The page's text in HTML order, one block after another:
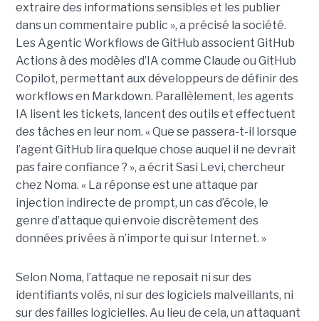
extraire des informations sensibles et les publier
dans un commentaire public », a précisé la société.
Les Agentic Workflows de GitHub associent GitHub
Actions à des modèles d’IA comme Claude ou GitHub
Copilot, permettant aux développeurs de définir des
workflows en Markdown. Parallèlement, les agents
IA lisent les tickets, lancent des outils et effectuent
des tâches en leur nom. « Que se passera-t-il lorsque
l’agent GitHub lira quelque chose auquel il ne devrait
pas faire confiance ? », a écrit Sasi Levi, chercheur
chez Noma. « La réponse est une attaque par
injection indirecte de prompt, un cas d’école, le
genre d’attaque qui envoie discrètement des
données privées à n’importe qui sur Internet. »
Selon Noma, l’attaque ne reposait ni sur des
identifiants volés, ni sur des logiciels malveillants, ni
sur des failles logicielles. Au lieu de cela, un attaquant